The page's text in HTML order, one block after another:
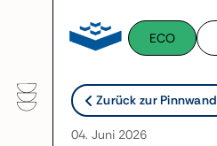
ECO
Zurück zur Pinnwand
04. Juni 2026